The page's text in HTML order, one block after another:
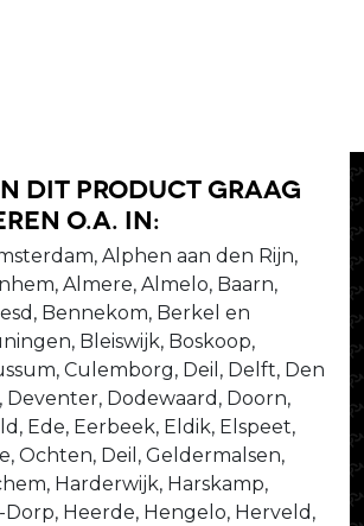
dit product graag
o.a. in:
Alphen aan den Rijn,
Almere, Almelo, Baarn,
Bennekom, Berkel en
Bleiswijk, Boskoop,
Culemborg, Deil, Delft, Den
Deventer, Dodewaard, Doorn,
Ede, Eerbeek, Eldik, Elspeet,
Ochten, Deil, Geldermalsen,
Harderwijk, Harskamp,
Heerde, Hengelo, Herveld,